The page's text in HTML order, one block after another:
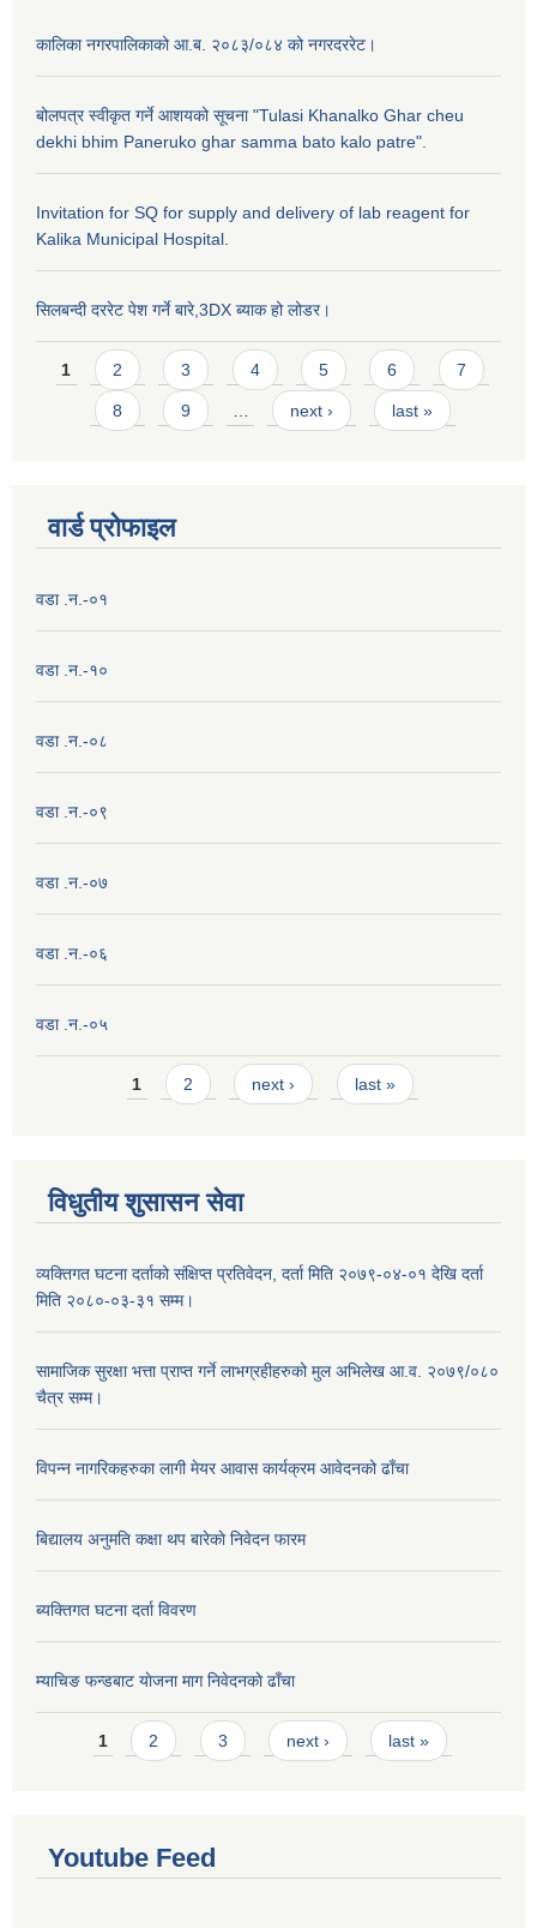
कालिका नगरपालिकाको आ.ब. २०८३/०८४ को नगरदररेट।
बोलपत्र स्वीकृत गर्ने आशयको सूचना "Tulasi Khanalko Ghar cheu
dekhi bhim Paneruko ghar samma bato kalo patre".
Invitation for SQ for supply and delivery of lab reagent for
Kalika Municipal Hospital.
सिलबन्दी दररेट पेश गर्ने बारे,3DX ब्याक हो लोडर।
Pages
1 2 3 4 5 6 7
8 9 next › last »
वार्ड प्राेफाइल
वडा .न.-०१
वडा .न.-१०
वडा .न.-०८
वडा .न.-०९
वडा .न.-०७
वडा .न.-०६
वडा .न.-०५
Pages1 2 next › last »
विधुतीय शुसासन सेवा
व्यक्तिगत घटना दर्ताको संक्षिप्त प्रतिवेदन, दर्ता मिति २०७९-०४-०१ देखि दर्ता
मिति २०८०-०३-३१ सम्म।
सामाजिक सुरक्षा भत्ता प्राप्त गर्ने लाभग्रहीहरुको मुल अभिलेख आ.व. २०७९/०८०
चैत्र सम्म।
विपन्न नागरिकहरुका लागी मेयर आवास कार्यक्रम आवेदनको ढाँचा
बिद्यालय अनुमति कक्षा थप बारेकाे निवेदन फारम
ब्यक्तिगत घटना दर्ता विवरण
म्याचिङ फन्डबाट याेजना माग निवेदनकाे ढाँचा
Pages
1 2 3 next › last »
Youtube Feed